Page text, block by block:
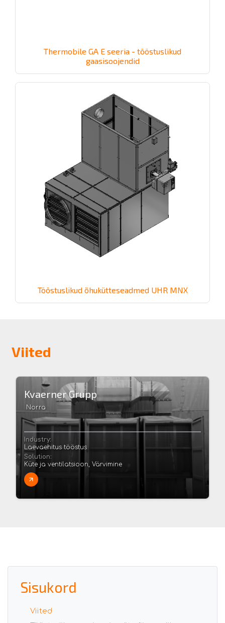
Thermobile GA E seeria - tööstuslikud
gaasisoojendid
Tööstuslikud õhukütteseadmed UHR MNX
Viited
Kvaerner Grupp
Norra
Industry:
Laevaehitus tööstus
Solution:
Küte ja ventilatsioon, Värvimine
Sisukord
Viited